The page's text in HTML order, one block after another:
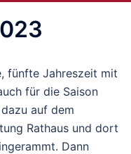
fünfte Jahreszeit mit
für die Saison
auf dem
Rathaus und dort
Dann